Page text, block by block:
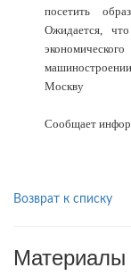
посетить
Ожидается,
Москву
Сообщает
Возврат к списку